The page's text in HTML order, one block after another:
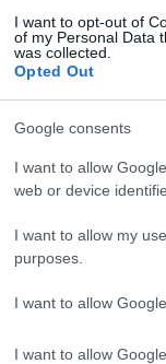
I want to opt-out of
of my Personal Data
was collected.
Opted Out
Google consents
I want to allow
web or device
I want to allow my
purposes.
I want to allow
I want to allow